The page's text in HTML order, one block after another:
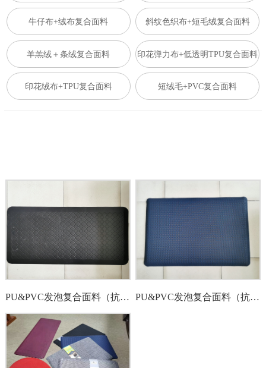
牛仔布+绒布复合面料 斜纹色织布+短毛绒复合面料
羊羔绒＋条绒复合面料 印花弹力布+低透明TPU复合面料
印花绒布+TPU复合面料 短绒毛+PVC复合面料
PU&PVC发泡复合面料（抗疲劳垫） PU&PVC发泡复合面料（抗疲劳垫）